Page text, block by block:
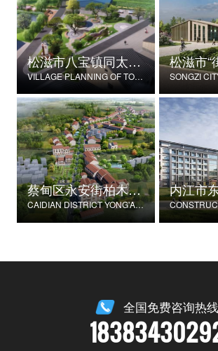
松滋市八宝镇同太湖村村庄规划
VILLAGE PLANNING OF TONGTAIHU VILLAGE, BABAO TOWN, SONGZI CITY
蔡甸区永安街柏木村郭家庄湾省级美丽乡村试点建设项目
CAIDIAN DISTRICT YONG'AN STREET CYPRESS VILLAGE GUOJIAZHUANG BAY PROVINCIAL BEAUTIFUL VILLAGE PILOT CONSTRUCTION PROJECT
全国免费咨询热线